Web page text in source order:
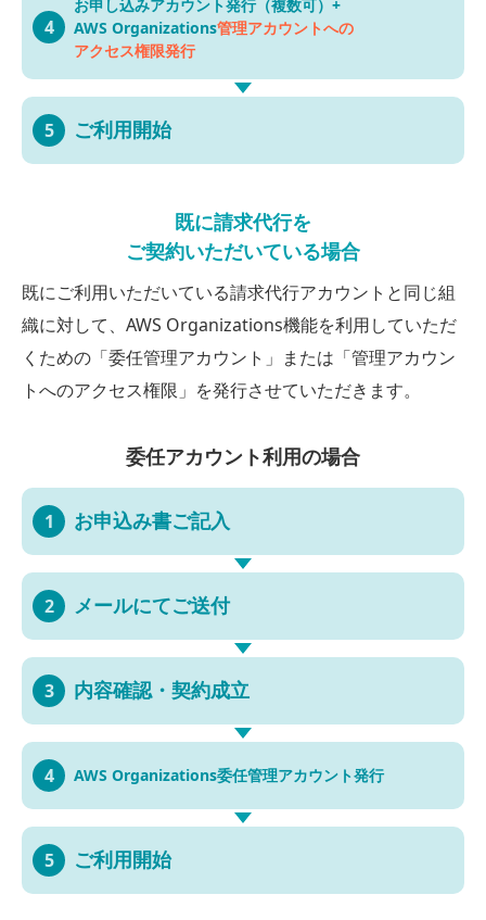
4
お申し込みアカウント発行（複数可） +
AWS Organizations管理アカウントへの
アクセス権限発行
5 ご利用開始
既に請求代行を
ご契約いただいている場合
既にご利用いただいている請求代行アカウントと同じ組
織に対して、AWS Organizations機能を利用していただ
くための 「委任管理アカウント」または「管理アカウン
トへのアクセス権限」を発行させていただきます。
委任アカウント利用の場合
1 お申込み書ご記入
2 メールにてご送付
3 内容確認・ 契約成立
4 AWS Organizations委任管理アカウント発行
5 ご利用開始